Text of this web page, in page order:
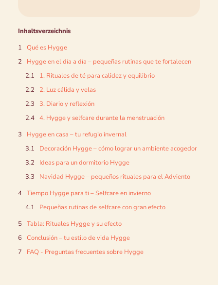
Inhaltsverzeichnis
Qué es Hygge
Hygge en el día a día – pequeñas rutinas que te fortalecen
1. Rituales de té para calidez y equilibrio
2. Luz cálida y velas
3. Diario y reflexión
4. Hygge y selfcare durante la menstruación
Hygge en casa – tu refugio invernal
Decoración Hygge – cómo lograr un ambiente acogedor
Ideas para un dormitorio Hygge
Navidad Hygge – pequeños rituales para el Adviento
Tiempo Hygge para ti – Selfcare en invierno
Pequeñas rutinas de selfcare con gran efecto
Tabla: Rituales Hygge y su efecto
Conclusión – tu estilo de vida Hygge
FAQ - Preguntas frecuentes sobre Hygge